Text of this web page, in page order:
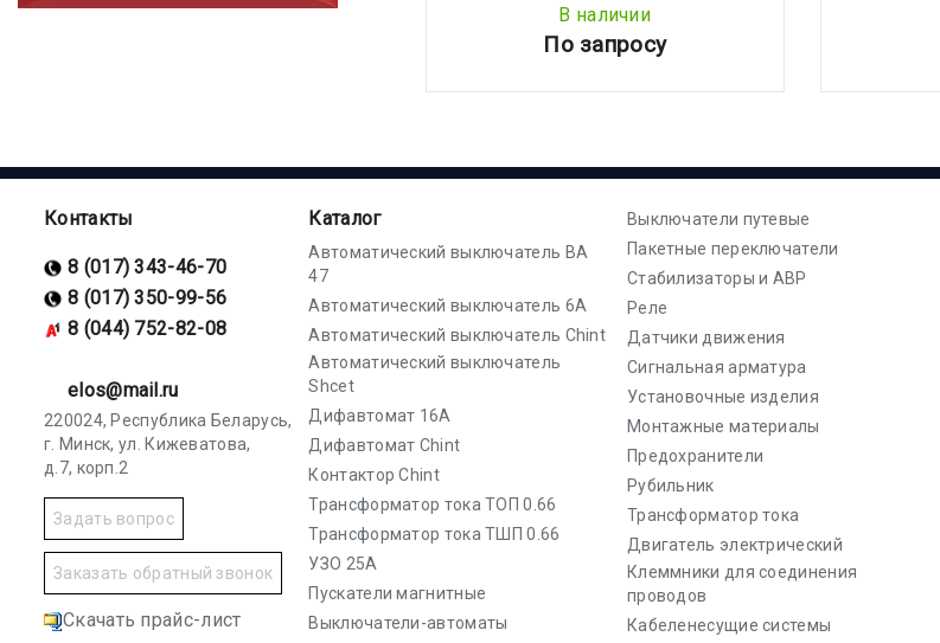
В наличии
По запросу
Контакты
8 (017) 343-46-70
8 (017) 350-99-56
8 (044) 752-82-08
elos@mail.ru
220024, Республика Беларусь,
г. Минск, ул. Кижеватова,
д.7, корп.2
Задать вопрос
Заказать обратный звонок
Скачать прайс-лист
Каталог
Автоматический выключатель ВА
47
Автоматический выключатель 6А
Автоматический выключатель Chint
Автоматический выключатель
Shcet
Дифавтомат 16А
Дифавтомат Chint
Контактор Chint
Трансформатор тока ТОП 0.66
Трансформатор тока ТШП 0.66
УЗО 25А
Пускатели магнитные
Выключатели-автоматы
Выключатели путевые
Пакетные переключатели
Стабилизаторы и АВР
Реле
Датчики движения
Сигнальная арматура
Установочные изделия
Монтажные материалы
Предохранители
Рубильник
Трансформатор тока
Двигатель электрический
Клеммники для соединения
проводов
Кабеленесущие системы